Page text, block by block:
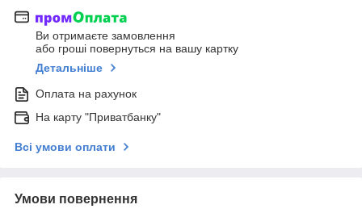
Ви отримаєте замовлення
або гроші повернуться на вашу картку
Детальніше
Оплата на рахунок
На карту "Приватбанку"
Всі умови оплати
Умови повернення